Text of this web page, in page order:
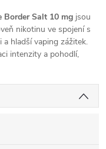
Border Salt 10 mg jsou
nikotinu ve spojení s
hladší vaping zážitek.
intenzity a pohodlí,